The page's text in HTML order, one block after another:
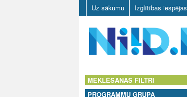
Uz sākumu Izglītības iespējas
MEKLĒŠANAS FILTRI
PROGRAMMU GRUPA